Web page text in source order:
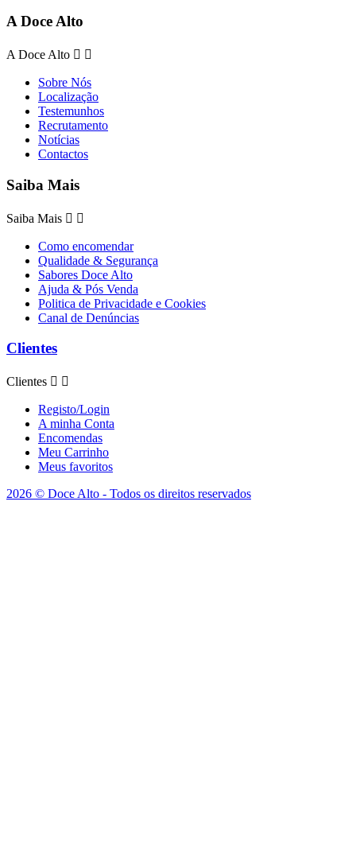
A Doce Alto
A Doce Alto  
Sobre Nós
Localização
Testemunhos
Recrutamento
Notícias
Contactos
Saiba Mais
Saiba Mais  
Como encomendar
Qualidade & Segurança
Sabores Doce Alto
Ajuda & Pós Venda
Politica de Privacidade e Cookies
Canal de Denúncias
Clientes
Clientes  
Registo/Login
A minha Conta
Encomendas
Meu Carrinho
Meus favoritos
2026 © Doce Alto - Todos os direitos reservados